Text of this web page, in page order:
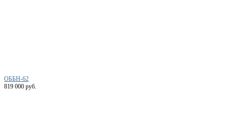
ОББН-62
819 000 руб.